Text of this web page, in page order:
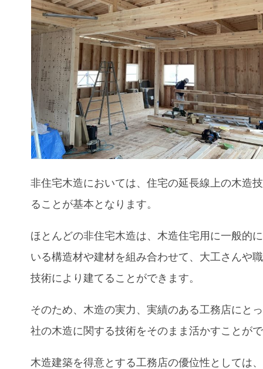
非住宅木造においては、住宅の延長線上の木造
ることが基本となります。
ほとんどの非住宅木造は、木造住宅用に一般的
いる構造材や建材を組み合わせて、大工さんや
技術により建てることができます。
そのため、木造の実力、実績のある工務店にと
社の木造に関する技術をそのまま活かすことが
木造建築を得意とする工務店の優位性としては